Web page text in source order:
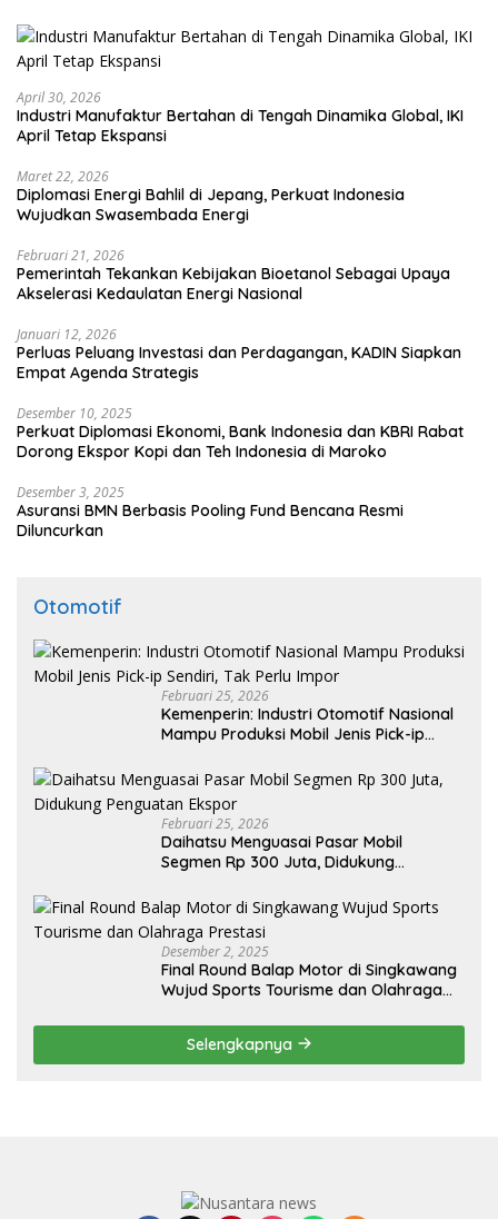
April 30, 2026
Industri Manufaktur Bertahan di Tengah Dinamika Global, IKI
April Tetap Ekspansi
Maret 22, 2026
Diplomasi Energi Bahlil di Jepang, Perkuat Indonesia
Wujudkan Swasembada Energi
Februari 21, 2026
Pemerintah Tekankan Kebijakan Bioetanol Sebagai Upaya
Akselerasi Kedaulatan Energi Nasional
Januari 12, 2026
Perluas Peluang Investasi dan Perdagangan, KADIN Siapkan
Empat Agenda Strategis
Desember 10, 2025
Perkuat Diplomasi Ekonomi, Bank Indonesia dan KBRI Rabat
Dorong Ekspor Kopi dan Teh Indonesia di Maroko
Desember 3, 2025
Asuransi BMN Berbasis Pooling Fund Bencana Resmi
Diluncurkan
Otomotif
Februari 25, 2026
Kemenperin: Industri Otomotif Nasional
Mampu Produksi Mobil Jenis Pick-ip
Februari 25, 2026
Daihatsu Menguasai Pasar Mobil
Segmen Rp 300 Juta, Didukung
Desember 2, 2025
Final Round Balap Motor di Singkawang
Wujud Sports Tourisme dan Olahraga
Selengkapnya